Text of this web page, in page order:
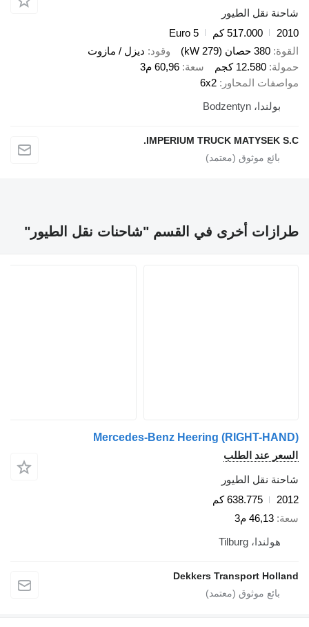
شاحنة نقل الطيور
2010
517.000 كم
Euro 5
القوة 380 حصان (279 kW) وقود ديزل / مازوت
حمولة 12.580 كجم سعة 60,96 م3
مواصفات المحاور
6x2
بولندا، Bodzentyn
IMPERIUM TRUCK MATYSEK S.C.
طرازات أخرى في القسم "شاحنات نقل الطيور"
Mercedes-Benz Heering (RIGHT-HAND)
السعر عند الطلب
شاحنة نقل الطيور
2012
638.775 كم
سعة 46,13 م3
هولندا، Tilburg
Dekkers Transport Holland